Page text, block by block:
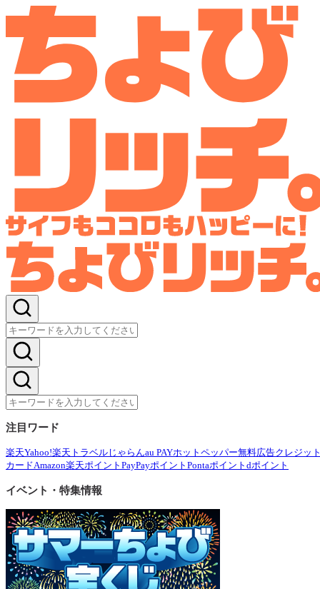
注目ワード
楽天Yahoo!楽天トラベル じゃらんau PAYホットペッパー無料広告クレジッ
カードAmazon楽天ポイント PayPayポイント Pontaポイント dポイント
イベント・特集情報